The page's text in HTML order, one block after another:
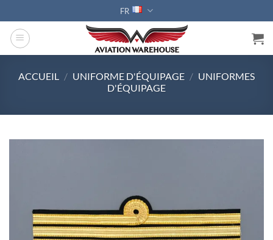
au
contenu
FR
ACCUEIL / UNIFORME D'ÉQUIPAGE / UNIFORMES
D'ÉQUIPAGE